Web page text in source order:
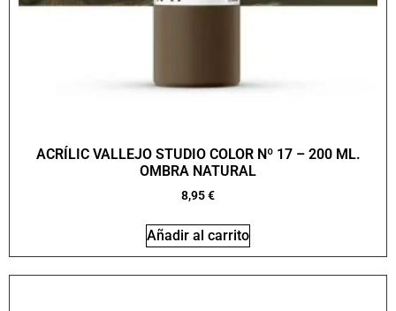
ACRÍLIC VALLEJO STUDIO COLOR Nº 17 – 200 ML.
OMBRA NATURAL
8,95€
Añadir al carrito